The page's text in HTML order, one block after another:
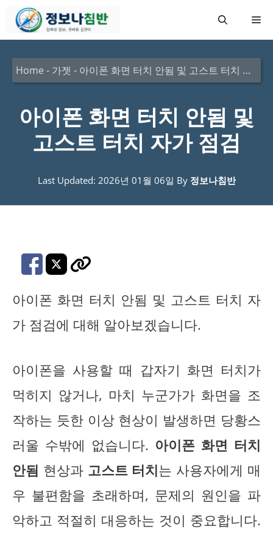
메
Home - 가젯 - 아이폰 화면 터치 안됨 및 고스트 터치 자가 점검
아이폰 화면 터치 안됨 및
고스트 터치 자가 점검
Last Updated: 2026년 01월 06일 By 정보나침반
아이폰 화면 터치 안됨 및 고스트 터치 자
가 점검에 대해 알아보겠습니다.
아이폰을 사용할 때 갑자기 화면 터치가
먹히지 않거나, 마치 누군가가 화면을 조
작하는 듯한 이상 현상이 발생하면 당황스
러울 수밖에 없습니다. 아이폰 화면 터치
안됨 현상과 고스트 터치는 사용자에게 매
우 불편함을 초래하며, 문제의 원인을 파
악하고 적절히 대응하는 것이 중요합니다.